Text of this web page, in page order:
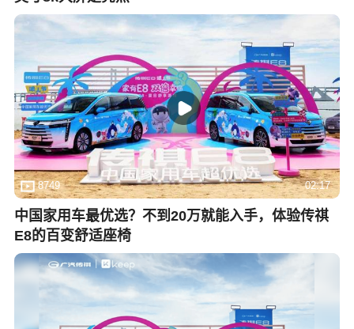
8749 02:17
中国家用车最优选？不到20万就能入手，体验传祺
E8的百变舒适座椅